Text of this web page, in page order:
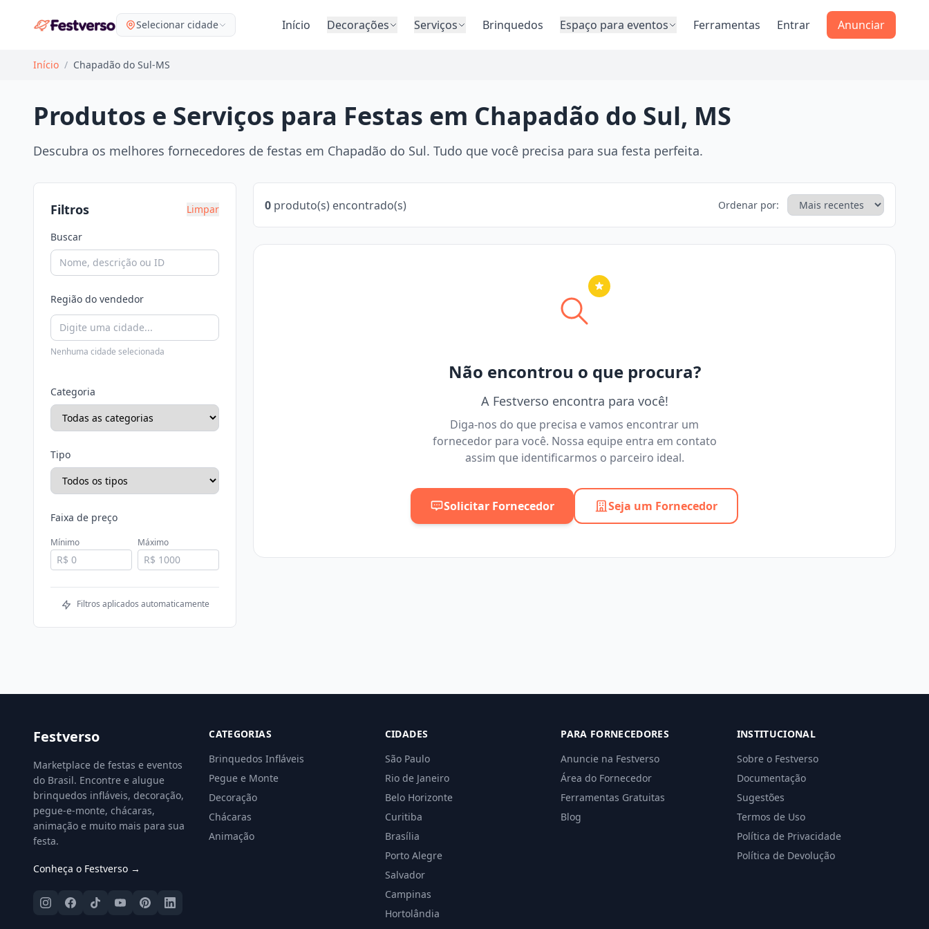
Selecionar cidade Início Decorações Serviços Brinquedos Espaço para eventos Ferramentas Entrar Anunciar
Início / Chapadão do Sul-MS
Produtos e Serviços para Festas em Chapadão do Sul, MS
Descubra os melhores fornecedores de festas em Chapadão do Sul. Tudo que você precisa para sua festa perfeita.
Filtros Limpar
Buscar
Região do vendedor
Nenhuma cidade selecionada
Categoria
Tipo
Faixa de preço
Mínimo Máximo
Filtros aplicados automaticamente
0 produto(s) encontrado(s) Ordenar por:
Não encontrou o que procura?
A Festverso encontra para você!
Diga-nos do que precisa e vamos encontrar um
fornecedor para você. Nossa equipe entra em contato
assim que identificarmos o parceiro ideal.
Solicitar Fornecedor Seja um Fornecedor
Festverso
Marketplace de festas e eventos
do Brasil. Encontre e alugue
brinquedos infláveis, decoração,
pegue-e-monte, chácaras,
animação e muito mais para sua
festa.
Conheça o Festverso →
CATEGORIAS
Brinquedos Infláveis
Pegue e Monte
Decoração
Chácaras
Animação
CIDADES
São Paulo
Rio de Janeiro
Belo Horizonte
Curitiba
Brasília
Porto Alegre
Salvador
Campinas
Hortolândia
PARA FORNECEDORES
Anuncie na Festverso
Área do Fornecedor
Ferramentas Gratuitas
Blog
INSTITUCIONAL
Sobre o Festverso
Documentação
Sugestões
Termos de Uso
Política de Privacidade
Política de Devolução